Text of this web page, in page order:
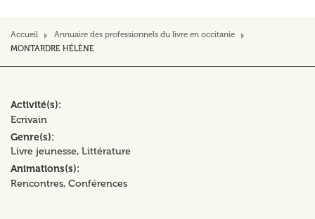
Accueil
Annuaire des professionnels du livre en occitanie
MONTARDRE HÉLÈNE
Activité(s)
Ecrivain
Genre(s)
Livre jeunesse Littérature
Animations(s)
Rencontres Conférences